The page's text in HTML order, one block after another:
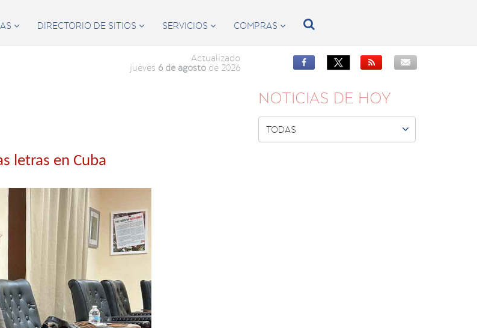
 DIRECTORIO DE SITIOS  SERVICIOS  COMPRAS  
Actualizado
jueves 6 de agostode 2026


letras en Cuba
NOTICIAS DE HOY
TODAS 